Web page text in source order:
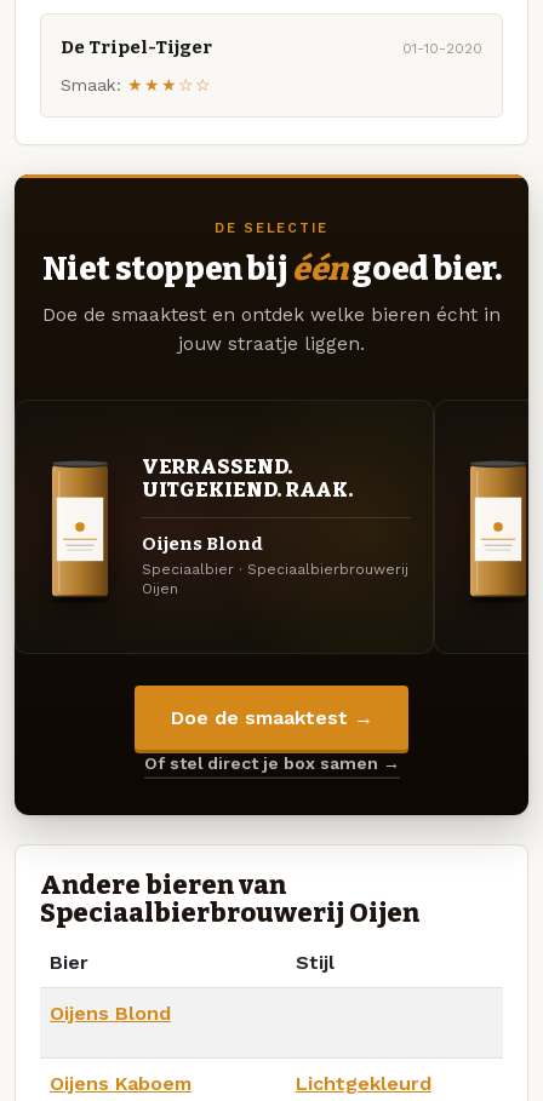
De Tripel-Tijger 01-10-2020
Smaak: ★★★☆☆
DE SELECTIE
Niet stoppen bij ééngoed bier.
Doe de smaaktest en ontdek welke bieren écht in
jouw straatje liggen.
VERRASSEND.
UITGEKIEND. RAAK.
Oijens Blond
Speciaalbier · Speciaalbierbrouwerij
Oijen
Doe de smaaktest →
Of stel direct je box samen →
Andere bieren van
Speciaalbierbrouwerij Oijen
Bier Stijl
Oijens Blond
Oijens Kaboem
Lichtgekleurd